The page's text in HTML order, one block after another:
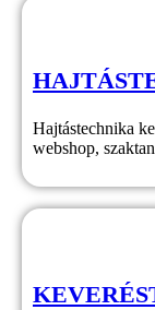
Hajtástechnika
webshop,